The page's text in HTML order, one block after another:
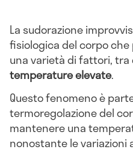
La sudorazione
fisiologica del corpo
una varietà di fattori, tra
temperature elevate.
Questo fenomeno è
termoregolazione del
mantenere una
nonostante le variazioni